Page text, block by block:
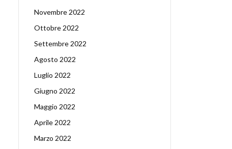
Novembre 2022
Ottobre 2022
Settembre 2022
Agosto 2022
Luglio 2022
Giugno 2022
Maggio 2022
Aprile 2022
Marzo 2022